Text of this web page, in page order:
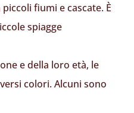
fiumi e cascate. È
spiagge
e della loro età, le
colori. Alcuni sono